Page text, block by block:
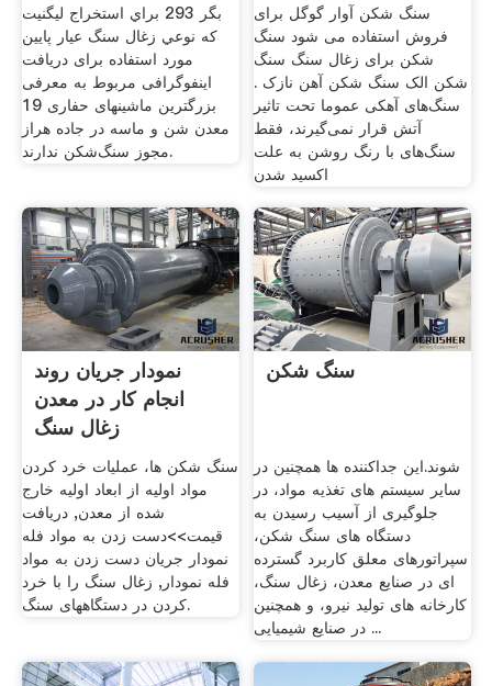
بگر 293 براي استخراج ليگنيت
كه نوعي زغال سنگ عيار پايين
مورد استفاده برای دریافت
اینفوگرافی مربوط به معرفی
بزرگترین ماشینهای حفاری 19
معدن شن و ماسه در جاده هراز
مجوز سنگ‌شکن ندارند.
سنگ شکن آوار گوگل برای
فروش استفاده می شود سنگ
شکن برای زغال سنگ سنگ
شکن الک سنگ شکن آهن نازک .
سنگ‌های آهکی عموما تحت تاثیر
آتش قرار نمی‌گیرند، فقط
سنگ‌های با رنگ روشن به علت
اکسید شدن
نمودار جریان روند
انجام کار در معدن
زغال سنگ
سنگ شکن ها، عملیات خرد کردن
مواد اولیه از ابعاد اولیه خارج
شده از معدن, دریافت
قیمت>>دست زدن به مواد فله
نمودار جریان دست زدن به مواد
فله نمودار, زغال سنگ را با خرد
کردن در دستگاههای سنگ.
سنگ شکن
شوند.این جداکننده ها همچنین در
سایر سیستم های تغذیه مواد، در
جلوگیری از آسیب رسیدن به
دستگاه های سنگ شکن،
سپراتورهای معلق کاربرد گسترده
ای در صنایع معدن، زغال سنگ،
کارخانه های تولید نیرو، و همچنین
در صنایع شیمیایی ...